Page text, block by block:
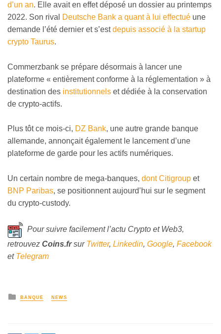
d’un an. Elle avait en effet déposé un dossier au printemps
2022. Son rival
Deutsche Bank a quant à lui effectué une
demande l’été dernier et s’estdepuis associé à la startup
crypto Taurus.
Commerzbank se prépare désormais à lancer une
plateforme « entièrement conforme à la réglementation » à
destination des institutionnels et dédiée à la conservation
de crypto-actifs.
Plus tôt ce mois-ci, DZ Bank, une autre grande banque
allemande, annonçait également le lancement d’une
plateforme de garde pour les actifs numériques.
Un certain nombre de mega-banques, dont Citigroup et
BNP Paribas, se positionnent aujourd’hui sur le segment
du crypto-custody.
Pour suivre facilement l’actu Crypto et Web3,
retrouvez Coins.frsur Twitter, Linkedin, Google, Facebook
et Telegram
BANQUE NEWS